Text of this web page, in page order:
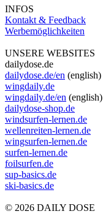
INFOS
Kontakt & Feedback
Werbemöglichkeiten
UNSERE WEBSITES
dailydose.de
dailydose.de/en (english)
wingdaily.de
wingdaily.de/en (english)
dailydose-shop.de
windsurfen-lernen.de
wellenreiten-lernen.de
wingsurfen-lernen.de
surfen-lernen.de
foilsurfen.de
sup-basics.de
ski-basics.de
© 2026 DAILY DOSE